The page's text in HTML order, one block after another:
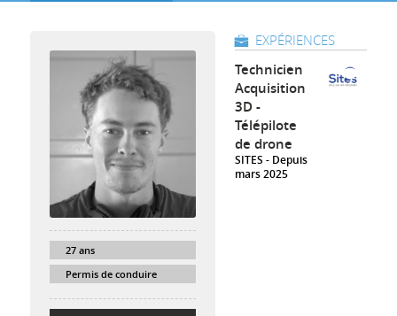
27 ans
Permis de conduire
EXPÉRIENCES
Technicien
Acquisition
3D -
Télépilote
de drone
SITES
Depuis
mars 2025